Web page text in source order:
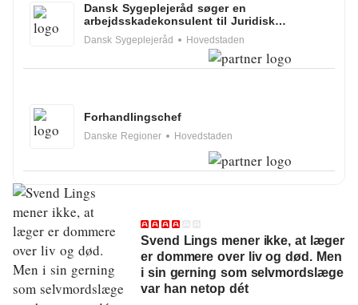
Miljø
Transport
Udvikling
Ældre
Dansk Sygeplejeråd søger en
arbejdsskadekonsulent til Juridisk
Kompetencecenter i tidsbegrænset stilling
(1 år)
Dansk Sygeplejeråd Hovedstaden
Forhandlingschef
Danske Regioner Hovedstaden
Svend Lings mener ikke, at læger
er dommere over liv og død. Men
i sin gerning som selvmordslæge
var han netop dét